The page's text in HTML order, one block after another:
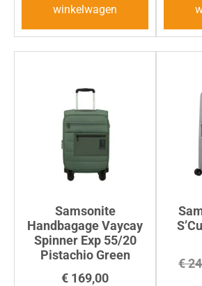
winkelwagen
Samsonite
Handbagage Vaycay
Spinner Exp 55/20
Pistachio Green
€ 169,00
€